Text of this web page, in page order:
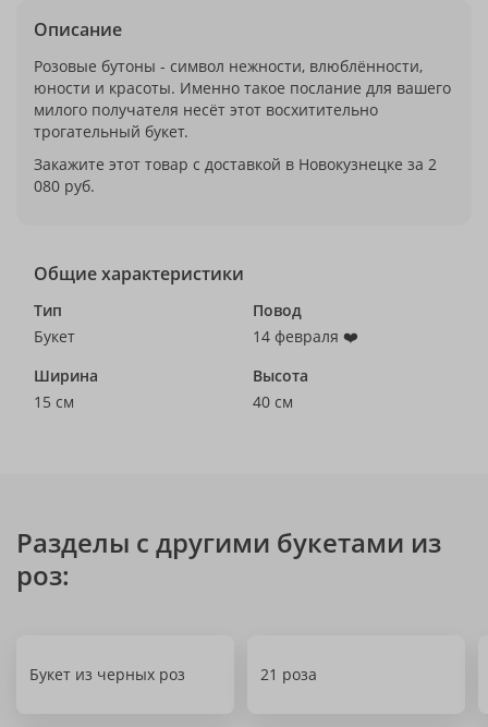
Описание
Розовые бутоны - символ нежности, влюблённости,
юности и красоты. Именно такое послание для вашего
милого получателя несёт этот восхитительно
трогательный букет.
Закажите этот товар с доставкой в Новокузнецке за 2
080 руб.
Общие характеристики
Тип
Букет
Повод
14 февраля ❤️
Ширина
15 см
Высота
40 см
Разделы с другими букетами из
роз:
Букет из черных роз 21 роза